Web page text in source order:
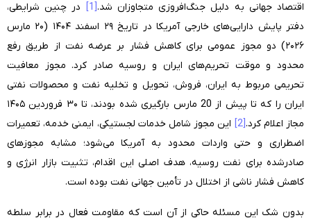
اقتصاد جهانی به دلیل جنگ‌افروزی متجاوزان شد.[1]
در چنین شرایطی،
دفتر پایش دارایی‌های خارجی آمریکا در تاریخ ۲۹ اسفند ۱۴۰۴ (۲۰ مارس
۲۰۲۶) دو مجوز عمومی برای کاهش فشار بر عرضه نفت از طریق رفع
محدود و موقت تحریم‌های ایران و روسیه صادر کرد. مجوز معافیت
تحریمی مربوط به ایران، فروش، تحویل و تخلیه نفت و محصولات نفتی
ایران را که تا پیش از 20 مارس بارگیری شده بودند، تا ۳۰ فروردین ۱۴۰۵
مجاز اعلام کرد.[2]
این مجوز شامل خدمات لجستیکی، ایمنی خدمه، تعمیرات
اضطراری و حتی واردات محدود به آمریکا می‌شود؛ مشابه مجوزهای
صادرشده برای نفت روسیه، هدف اصلی این اقدام، تثبیت بازار انرژی و
کاهش فشار ناشی از اختلال در تأمین جهانی نفت بوده است.
بدون شک این مسئله حاکی از آن است که مقاومت فعال در برابر سلطه